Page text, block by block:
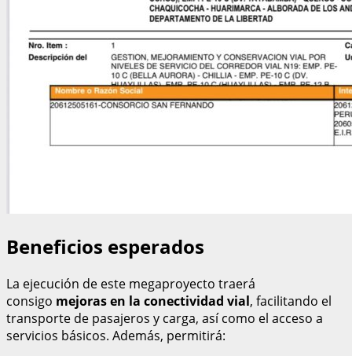
Beneficios esperados
La ejecución de este megaproyecto traerá
consigo mejoras en la conectividad vial, facilitando el
transporte de pasajeros y carga, así como el acceso a
servicios básicos. Además, permitirá: